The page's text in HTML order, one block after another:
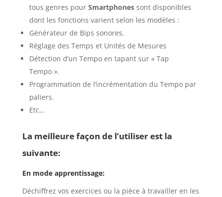
tous genres pour Smartphonessont disponibles
dont les fonctions varient selon les modèles :
Générateur de Bips sonores.
Réglage des Temps et Unités de Mesures
Détection d’un Tempo en tapant sur « Tap
Tempo ».
Programmation de l’incrémentation du Tempo par
paliers.
Etc…
La meilleure façon de l’utiliser est la
suivante:
En mode apprentissage:
Déchiffrez vos exercices ou la pièce à travailler en les